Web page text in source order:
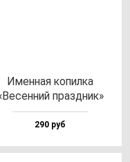
Имен­ная ко­пил­ка
праз­дник»
290 руб